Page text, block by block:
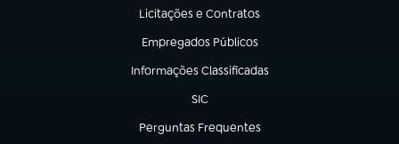
Licitações e Contratos
(abre em nova aba)
Empregados Públicos
(abre em nova aba)
Informações Classificadas
(abre em nova aba)
SIC
(abre em nova aba)
Perguntas Frequentes
(abre em nova aba)